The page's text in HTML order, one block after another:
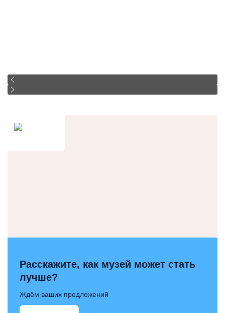
Расскажите, как музей может стать
лучше?
Ждём ваших предложений